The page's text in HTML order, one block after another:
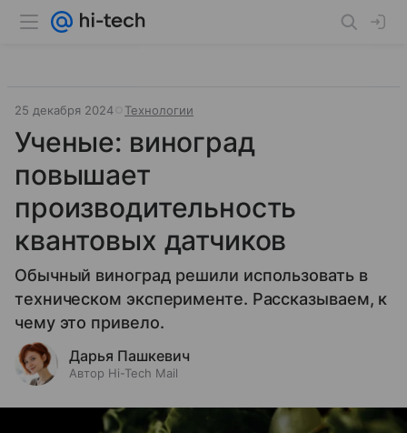
25 декабря 2024 Технологии
Ученые: виноград
повышает
производительность
квантовых датчиков
Обычный виноград решили использовать в
техническом эксперименте. Рассказываем, к
чему это привело.
Дарья Пашкевич
Автор Hi-Tech Mail